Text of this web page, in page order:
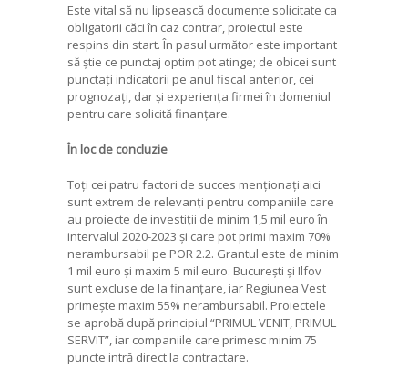
Este vital să nu lipsească documente solicitate ca
obligatorii căci în caz contrar, proiectul este
respins din start. În pasul următor este important
să știe ce punctaj optim pot atinge; de obicei sunt
punctați indicatorii pe anul fiscal anterior, cei
prognozați, dar și experiența firmei în domeniul
pentru care solicită finanțare.
În loc de concluzie
Toți cei patru factori de succes menționați aici
sunt extrem de relevanți pentru companiile care
au proiecte de investiții de minim 1,5 mil euro în
intervalul 2020-2023 și care pot primi maxim 70%
nerambursabil pe POR 2.2. Grantul este de minim
1 mil euro și maxim 5 mil euro. București și Ilfov
sunt excluse de la finanțare, iar Regiunea Vest
primește maxim 55% nerambursabil. Proiectele
se aprobă după principiul “PRIMUL VENIT, PRIMUL
SERVIT”, iar companiile care primesc minim 75
puncte intră direct la contractare.